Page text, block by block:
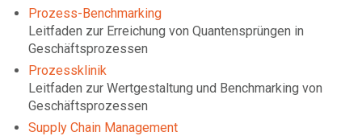
Prozess-Benchmarking
Leitfaden zur Erreichung von Quantensprüngen in
Geschäftsprozessen
Prozessklinik
Leitfaden zur Wertgestaltung und Benchmarking von
Geschäftsprozessen
Supply Chain Management